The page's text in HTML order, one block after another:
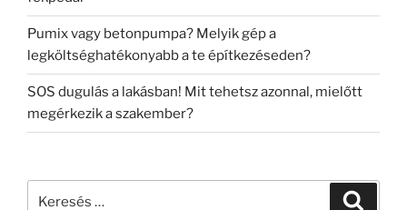
Pumix vagy betonpumpa? Melyik gép a
legköltséghatékonyabb a te építkezéseden?
SOS dugulás a lakásban! Mit tehetsz azonnal, mielőtt
megérkezik a szakember?